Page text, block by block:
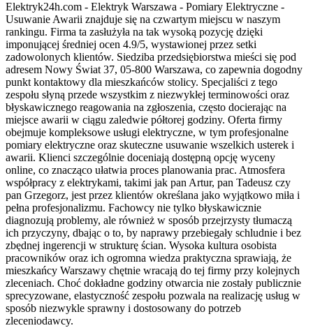
Elektryk24h.com - Elektryk Warszawa - Pomiary Elektryczne -
Usuwanie Awarii znajduje się na czwartym miejscu w naszym
rankingu. Firma ta zasłużyła na tak wysoką pozycję dzięki
imponującej średniej ocen 4.9/5, wystawionej przez setki
zadowolonych klientów. Siedziba przedsiębiorstwa mieści się pod
adresem Nowy Świat 37, 05-800 Warszawa, co zapewnia dogodny
punkt kontaktowy dla mieszkańców stolicy. Specjaliści z tego
zespołu słyną przede wszystkim z niezwykłej terminowości oraz
błyskawicznego reagowania na zgłoszenia, często docierając na
miejsce awarii w ciągu zaledwie półtorej godziny. Oferta firmy
obejmuje kompleksowe usługi elektryczne, w tym profesjonalne
pomiary elektryczne oraz skuteczne usuwanie wszelkich usterek i
awarii. Klienci szczególnie doceniają dostępną opcję wyceny
online, co znacząco ułatwia proces planowania prac. Atmosfera
współpracy z elektrykami, takimi jak pan Artur, pan Tadeusz czy
pan Grzegorz, jest przez klientów określana jako wyjątkowo miła i
pełna profesjonalizmu. Fachowcy nie tylko błyskawicznie
diagnozują problemy, ale również w sposób przejrzysty tłumaczą
ich przyczyny, dbając o to, by naprawy przebiegały schludnie i bez
zbędnej ingerencji w strukturę ścian. Wysoka kultura osobista
pracowników oraz ich ogromna wiedza praktyczna sprawiają, że
mieszkańcy Warszawy chętnie wracają do tej firmy przy kolejnych
zleceniach. Choć dokładne godziny otwarcia nie zostały publicznie
sprecyzowane, elastyczność zespołu pozwala na realizację usług w
sposób niezwykle sprawny i dostosowany do potrzeb
zleceniodawcy.